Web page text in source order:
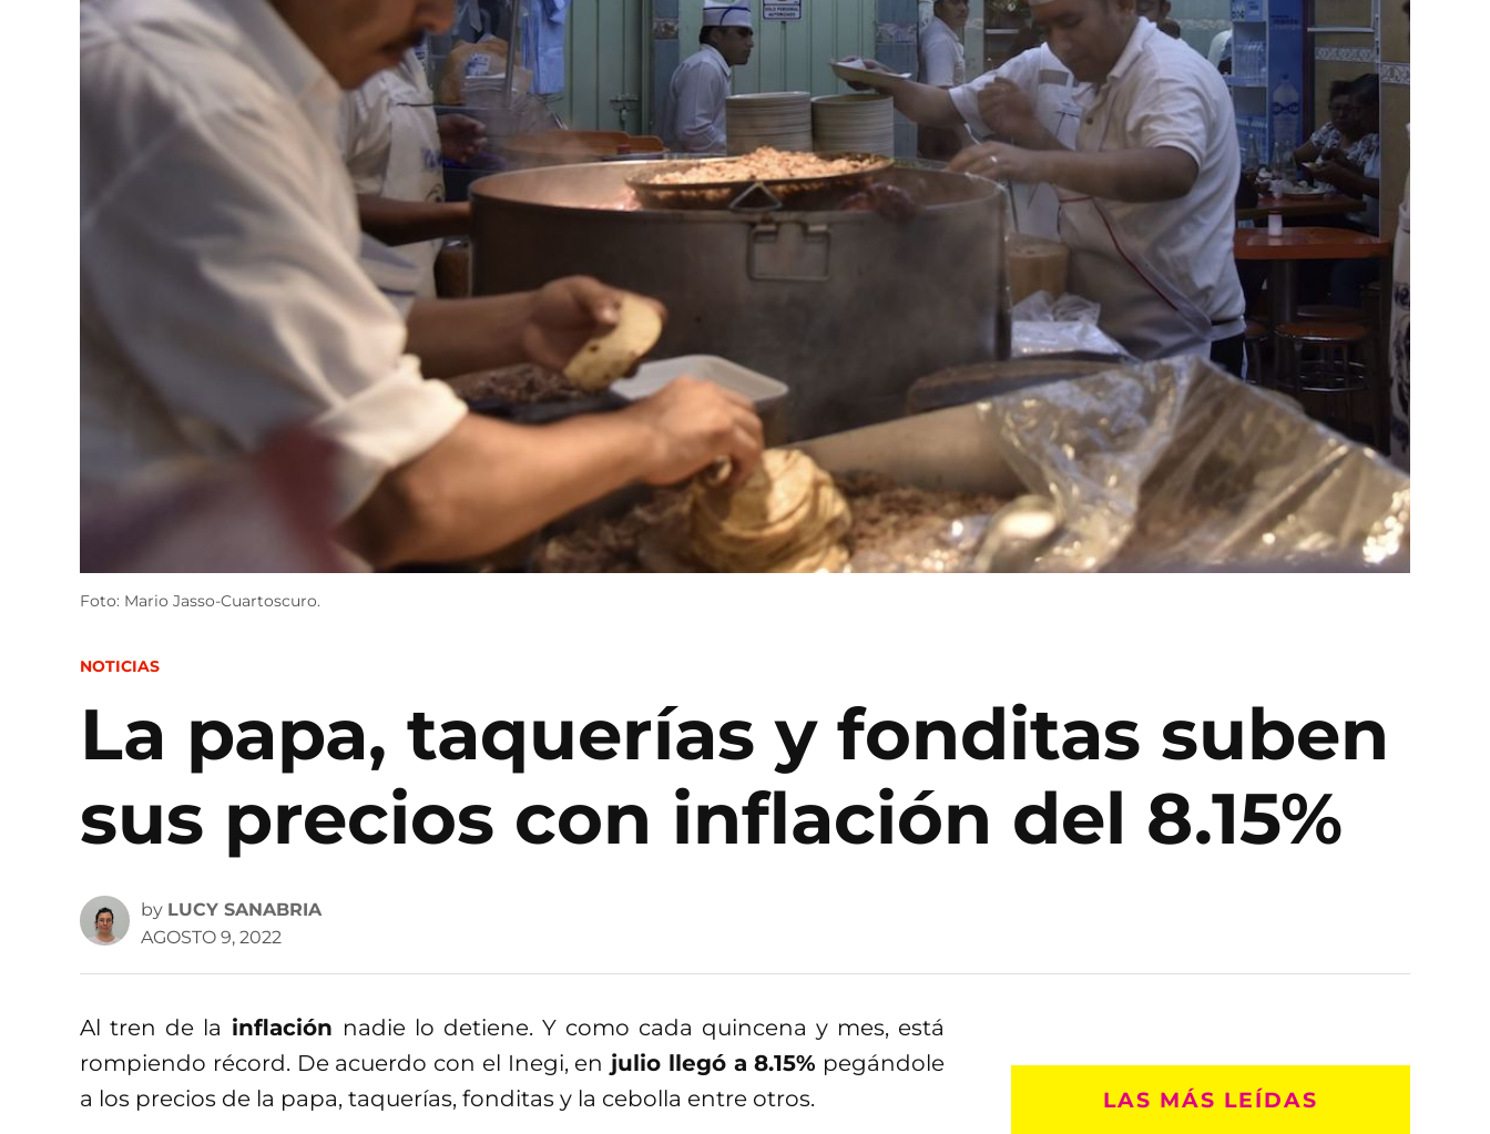
Foto: Mario Jasso-Cuartoscuro.
POSTED
NOTICIAS
La papa, taquerías y fonditas suben
sus precios con inflación del 8.15%
by LUCY SANABRIA
AGOSTO 9, 2022
Al tren de la inflación nadie lo detiene. Y como cada quincena y mes, está
rompiendo récord. De acuerdo con el Inegi, en julio llegó a 8.15% pegándole
a los precios de la papa, taquerías, fonditas y la cebolla entre otros.
LAS MÁS LEÍDAS